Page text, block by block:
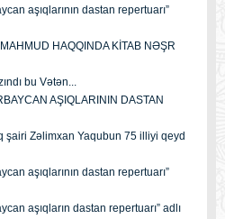
aşıqlarının dastan repertuarı”
HAQQINDA KİTAB NƏŞR
bu Vətən...
AŞIQLARININ DASTAN
şairi Zəlimxan Yaqubun 75 illiyi qeyd
aşıqlarının dastan repertuarı”
aşıqların dastan repertuarı” adlı